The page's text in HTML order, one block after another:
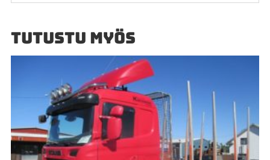
TUTUSTU MYÖS